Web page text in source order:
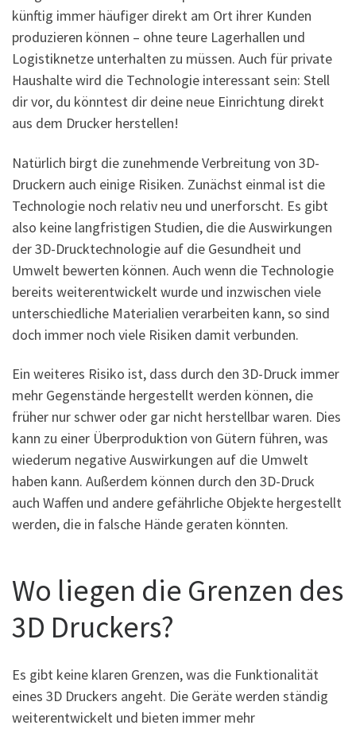
künftig immer häufiger direkt am Ort ihrer Kunden
produzieren können – ohne teure Lagerhallen und
Logistiknetze unterhalten zu müssen. Auch für private
Haushalte wird die Technologie interessant sein: Stell
dir vor, du könntest dir deine neue Einrichtung direkt
aus dem Drucker herstellen!
Natürlich birgt die zunehmende Verbreitung von 3D-
Druckern auch einige Risiken. Zunächst einmal ist die
Technologie noch relativ neu und unerforscht. Es gibt
also keine langfristigen Studien, die die Auswirkungen
der 3D-Drucktechnologie auf die Gesundheit und
Umwelt bewerten können. Auch wenn die Technologie
bereits weiterentwickelt wurde und inzwischen viele
unterschiedliche Materialien verarbeiten kann, so sind
doch immer noch viele Risiken damit verbunden.
Ein weiteres Risiko ist, dass durch den 3D-Druck immer
mehr Gegenstände hergestellt werden können, die
früher nur schwer oder gar nicht herstellbar waren. Dies
kann zu einer Überproduktion von Gütern führen, was
wiederum negative Auswirkungen auf die Umwelt
haben kann. Außerdem können durch den 3D-Druck
auch Waffen und andere gefährliche Objekte hergestellt
werden, die in falsche Hände geraten könnten.
Wo liegen die Grenzen des
3D Druckers?
Es gibt keine klaren Grenzen, was die Funktionalität
eines 3D Druckers angeht. Die Geräte werden ständig
weiterentwickelt und bieten immer mehr